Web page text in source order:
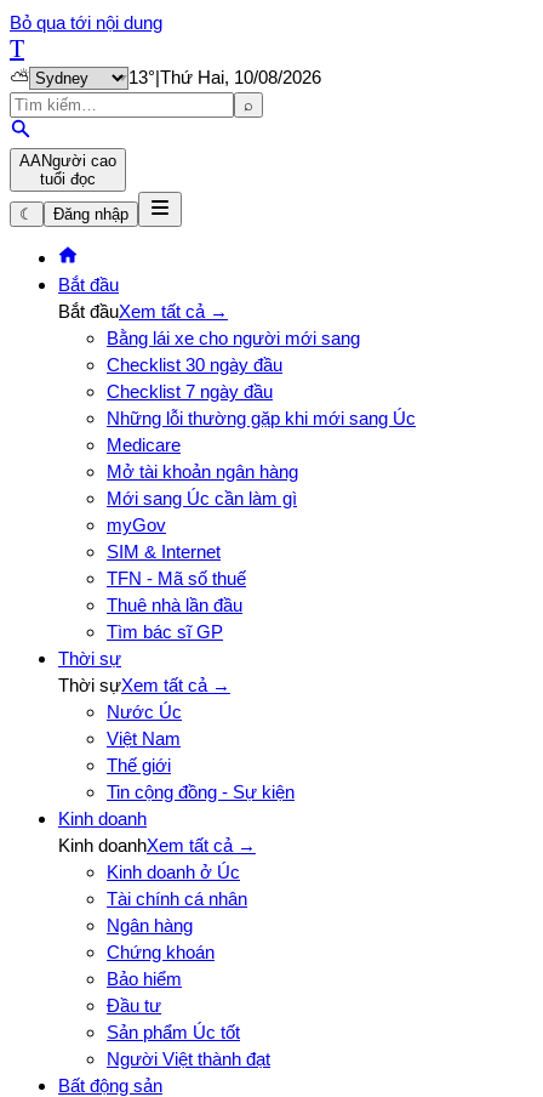
Bỏ qua tới nội dung
T
⛅ 13°|Thứ Hai, 10/08/2026
⌕
AANgười cao
tuổi đọc
☾
Đăng nhập
Bắt đầu
Bắt đầuXem tất cả →
Bằng lái xe cho người mới sang
Checklist 30 ngày đầu
Checklist 7 ngày đầu
Những lỗi thường gặp khi mới sang Úc
Medicare
Mở tài khoản ngân hàng
Mới sang Úc cần làm gì
myGov
SIM & Internet
TFN - Mã số thuế
Thuê nhà lần đầu
Tìm bác sĩ GP
Thời sự
Thời sựXem tất cả →
Nước Úc
Việt Nam
Thế giới
Tin cộng đồng - Sự kiện
Kinh doanh
Kinh doanhXem tất cả →
Kinh doanh ở Úc
Tài chính cá nhân
Ngân hàng
Chứng khoán
Bảo hiểm
Đầu tư
Sản phẩm Úc tốt
Người Việt thành đạt
Bất động sản